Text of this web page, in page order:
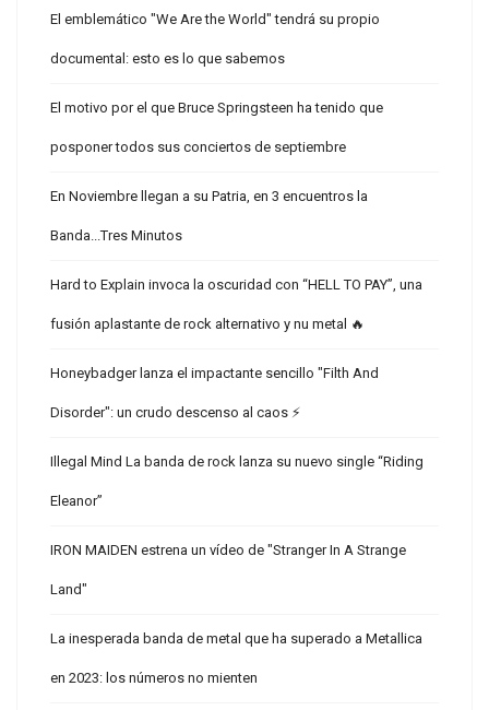
El emblemático "We Are the World" tendrá su propio
documental: esto es lo que sabemos
El motivo por el que Bruce Springsteen ha tenido que
posponer todos sus conciertos de septiembre
En Noviembre llegan a su Patria, en 3 encuentros la
Banda...Tres Minutos
Hard to Explain invoca la oscuridad con “HELL TO PAY”, una
fusión aplastante de rock alternativo y nu metal 🔥
Honeybadger lanza el impactante sencillo "Filth And
Disorder": un crudo descenso al caos ⚡
Illegal Mind La banda de rock lanza su nuevo single “Riding
Eleanor”
IRON MAIDEN estrena un vídeo de "Stranger In A Strange
Land"
La inesperada banda de metal que ha superado a Metallica
en 2023: los números no mienten